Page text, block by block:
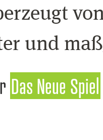
und
Das Neue Spiel